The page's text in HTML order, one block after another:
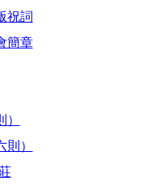
祝詞
簡章
）